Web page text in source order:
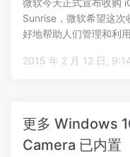
Sunrise，微软希望这次
好地帮助人们管理和利
2015 年 2
更多 Windows
Camera 已内置